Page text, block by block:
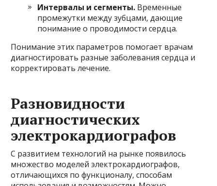
Интервалы и сегменты. Временные
промежутки между зубцами, дающие
понимание о проводимости сердца.
Понимание этих параметров помогает врачам
диагностировать разные заболевания сердца и
корректировать лечение.
Разновидности
диагностических
электрокардиографов
С развитием технологий на рынке появилось
множество моделей электрокардиографов,
отличающихся по функционалу, способам